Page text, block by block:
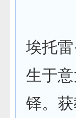
埃托
生于
铎。